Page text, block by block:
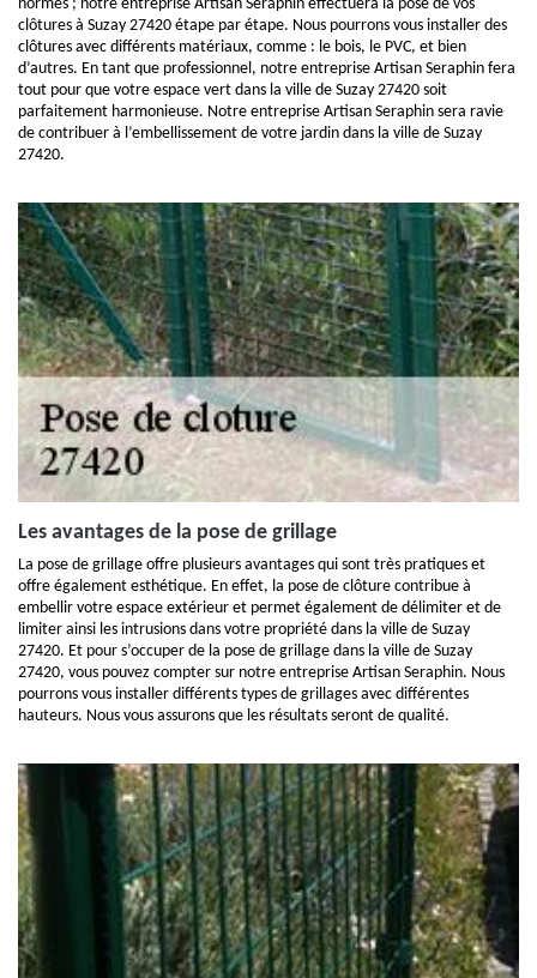
normes ; notre entreprise Artisan Seraphin effectuera la pose de vos
clôtures à Suzay 27420 étape par étape. Nous pourrons vous installer des
clôtures avec différents matériaux, comme : le bois, le PVC, et bien
d’autres. En tant que professionnel, notre entreprise Artisan Seraphin fera
tout pour que votre espace vert dans la ville de Suzay 27420 soit
parfaitement harmonieuse. Notre entreprise Artisan Seraphin sera ravie
de contribuer à l’embellissement de votre jardin dans la ville de Suzay
27420.
Les avantages de la pose de grillage
La pose de grillage offre plusieurs avantages qui sont très pratiques et
offre également esthétique. En effet, la pose de clôture contribue à
embellir votre espace extérieur et permet également de délimiter et de
limiter ainsi les intrusions dans votre propriété dans la ville de Suzay
27420. Et pour s’occuper de la pose de grillage dans la ville de Suzay
27420, vous pouvez compter sur notre entreprise Artisan Seraphin. Nous
pourrons vous installer différents types de grillages avec différentes
hauteurs. Nous vous assurons que les résultats seront de qualité.